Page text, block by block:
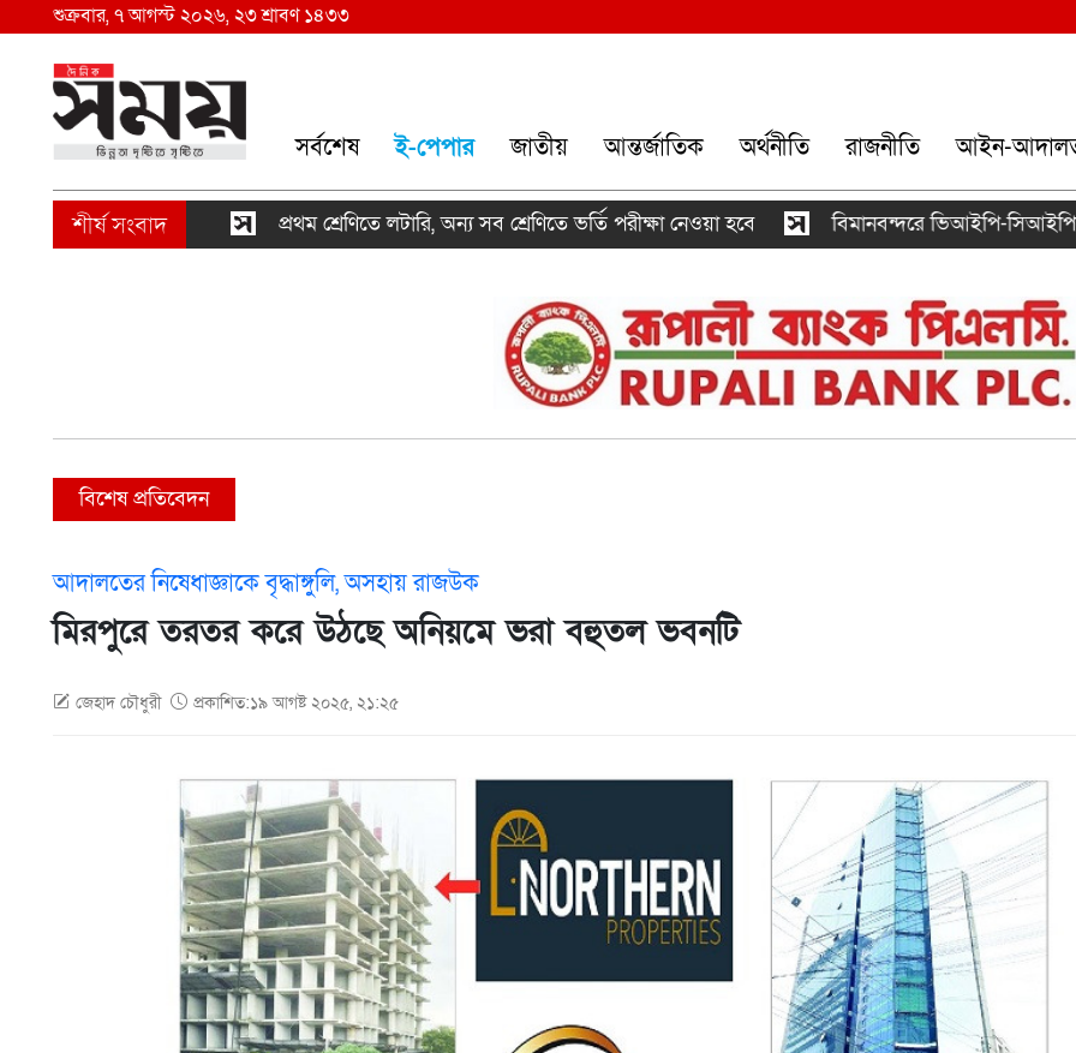
শুক্রবার, ৭ আগস্ট ২০২৬, ২৩ শ্রাবণ ১৪৩৩
সর্বশেষ ই-পেপার জাতীয় আন্তর্জাতিক অর্থনীতি রাজনীতি আইন-
প্রথম শ্রেণিতে লটারি, অন্য সব শ্রেণিতে ভর্তি পরীক্ষা নেওয়া হবে বিমানবন্দরে ভিআইপি-সিআইপিসহ সবাইকে
বিশেষ প্রতিবেদন
আদালতের নিষেধাজ্ঞাকে বৃদ্ধাঙ্গুলি, অসহায় রাজউক
মিরপুরে তরতর করে উঠছে অনিয়মে ভরা বহুতল ভবনটি
জেহাদ চৌধুরী প্রকাশিত:১৯ আগষ্ট ২০২৫, ২১:২৫